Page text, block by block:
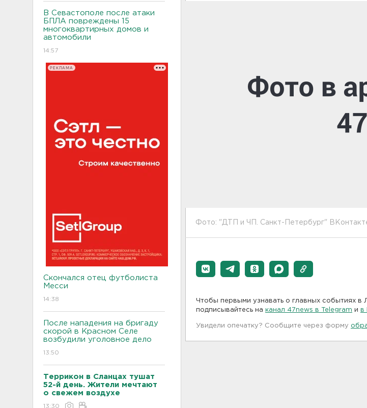
В Севастополе после атаки
БПЛА повреждены 15
многоквартирных домов и
автомобили
14:57
РЕКЛАМА
Скончался отец футболиста
Месси
14:38
После нападения на бригаду
скорой в Красном Селе
возбудили уголовное дело
13:50
Террикон в Сланцах тушат
52-й день. Жители мечтают
о свежем воздухе
13:30
Фото: "ДТП и ЧП. Санкт-Петербург"
Чтобы первыми узнавать о главных событиях в
подписывайтесь на канал 47news в Telegram и в
Увидели опечатку? Сообщите через форму